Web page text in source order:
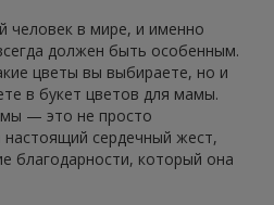
в мире, и именно
должен быть особенным.
цветы вы выбираете, но и
в букет цветов для мамы.
— это не просто
настоящий сердечный жест,
благодарности, который она